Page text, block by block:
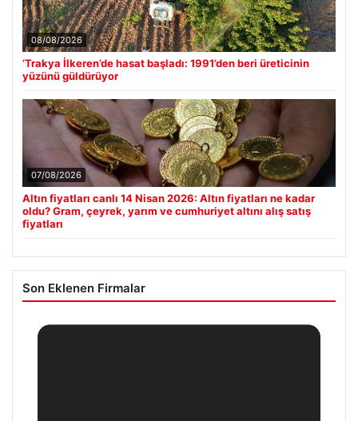
08/08/2026
‘Trakya İlkeren’de hasat başladı: 1991’den beri üreticinin
yüzünü güldürüyor
07/08/2026
Altın fiyatları canlı 14 Nisan 2026: Altın fiyatları ne kadar
oldu? Gram, çeyrek, yarım ve cumhuriyet altını alış satış
fiyatları
Son Eklenen Firmalar